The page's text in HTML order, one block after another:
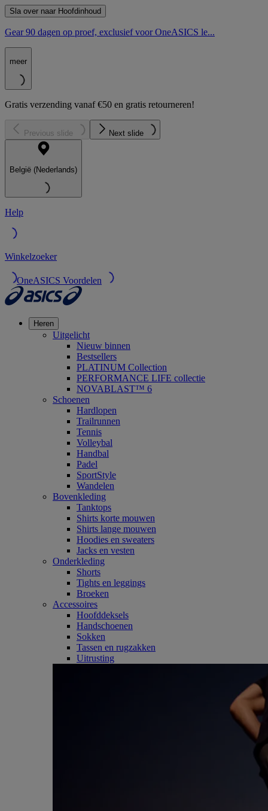
Sla over naar Hoofdinhoud
Gear 90 dagen op proef, exclusief voor OneASICS le...
meer
Gratis verzending vanaf €50 en gratis retourneren!
Previous slide Next slide
België (Nederlands)
Help
Winkelzoeker
OneASICS Voordelen
Heren
Uitgelicht
Nieuw binnen
Bestsellers
PLATINUM Collection
PERFORMANCE LIFE collectie
NOVABLAST™ 6
Schoenen
Hardlopen
Trailrunnen
Tennis
Volleybal
Handbal
Padel
SportStyle
Wandelen
Bovenkleding
Tanktops
Shirts korte mouwen
Shirts lange mouwen
Hoodies en sweaters
Jacks en vesten
Onderkleding
Shorts
Tights en leggings
Broeken
Accessoires
Hoofddeksels
Handschoenen
Sokken
Tassen en rugzakken
Uitrusting